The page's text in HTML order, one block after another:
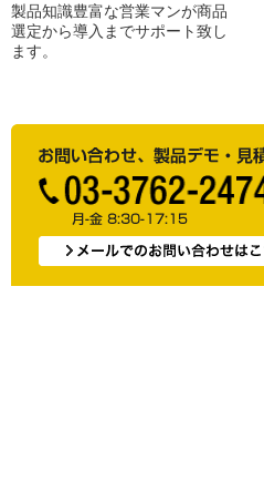
製品知識豊富な営業マンが商品
選定から導入までサポート致し
ます。